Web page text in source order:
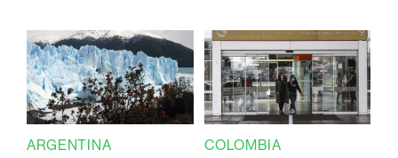
ARGENTINA COLOMBIA